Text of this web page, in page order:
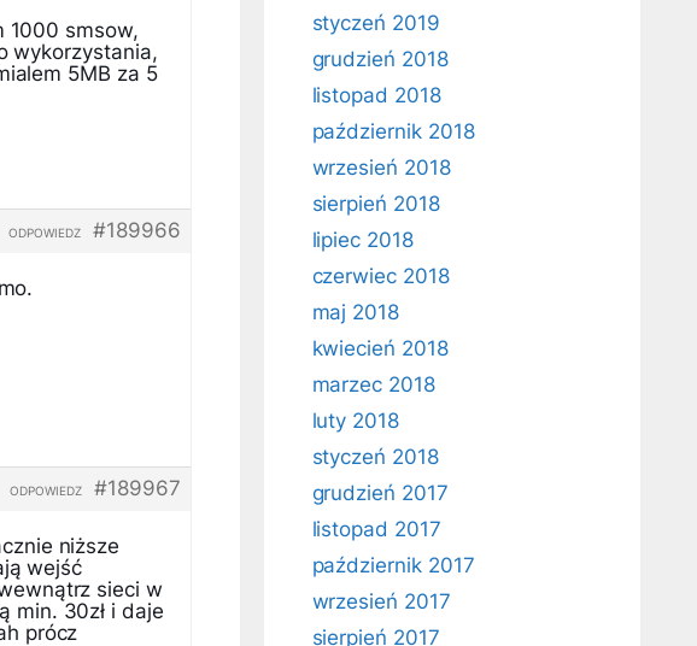
1000 smsow,
wykorzystania,
5MB za 5
#189966
ODPOWIEDZ
#189967
ODPOWIEDZ
niższe
wejść
sieci w
min. 30zł i daje
prócz
styczeń 2019
grudzień 2018
listopad 2018
październik 2018
wrzesień 2018
sierpień 2018
lipiec 2018
czerwiec 2018
maj 2018
kwiecień 2018
marzec 2018
luty 2018
styczeń 2018
grudzień 2017
listopad 2017
październik 2017
wrzesień 2017
sierpień 2017